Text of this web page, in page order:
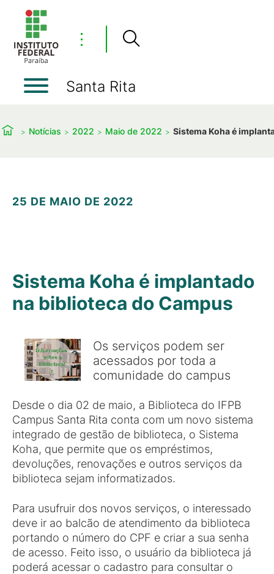
⋮
Santa Rita
Notícias 2022 Maio de 2022 Sistema Koha é
25 DE MAIO DE 2022
Sistema Koha é implantado
na biblioteca do Campus
Os serviços podem ser
acessados por toda a
comunidade do campus
Desde o dia 02 de maio, a Biblioteca do IFPB
Campus Santa Rita conta com um novo sistema
integrado de gestão de biblioteca, o Sistema
Koha, que permite que os empréstimos,
devoluções, renovações e outros serviços da
biblioteca sejam informatizados.
Para usufruir dos novos serviços, o interessado
deve ir ao balcão de atendimento da biblioteca
portando o número do CPF e criar a sua senha
de acesso. Feito isso, o usuário da biblioteca já
poderá acessar o cadastro para consultar o